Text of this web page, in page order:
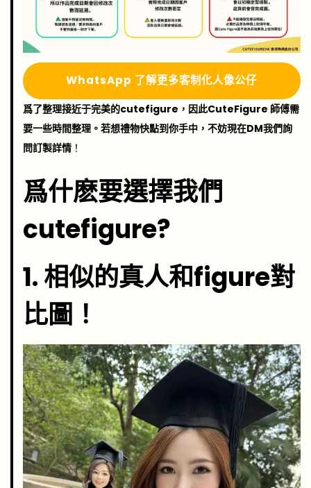
WhatsApp 了解更多客制化人像公仔
爲了整理接近于完美的cutefigure，因此CuteFigure 師傅需
要一些時間整理。若想禮物快點到你手中，不妨現在DM我們詢
問訂製詳情！
爲什麽要選擇我們
cutefigure?
1.相似的真人和figure對
比圖！